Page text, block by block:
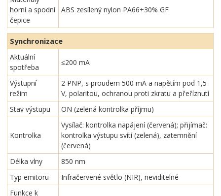
horní a spodní
čepice
ABS zesílený nylon PA66+30% GF
Synchronizace
Aktuální
spotřeba
≤200 mA
Výstupní
režim
2 PNP, s proudem 500 mA a napětím pod 1,5
V, polaritou, ochranou proti zkratu a přeříznutí
Stav výstupu
ON (zelená kontrolka příjmu)
Kontrolka
Vysílač: kontrolka napájení (červená); přijímač:
kontrolka výstupu svítí (zelená), zatemnění
(červená)
Délka vlny
850 nm
Typ emitoru
Infračervené světlo (NIR), neviditelné
Funkce k